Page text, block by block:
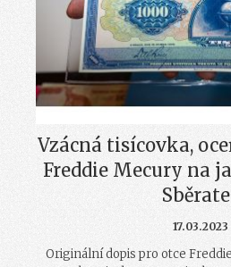
Vzácná tisícovka,
Freddie Mecury na
17.03.2023
Originální dopis pro otce